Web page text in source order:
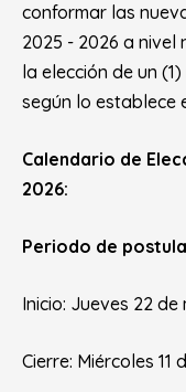
conformar las
2025 - 2026 a nivel
la elección de un
según lo establece
Calendario de
2026:
Periodo de
Inicio: Jueves 22
Cierre: Miércoles 11